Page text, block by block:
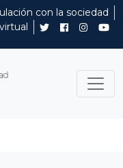
con la sociedad